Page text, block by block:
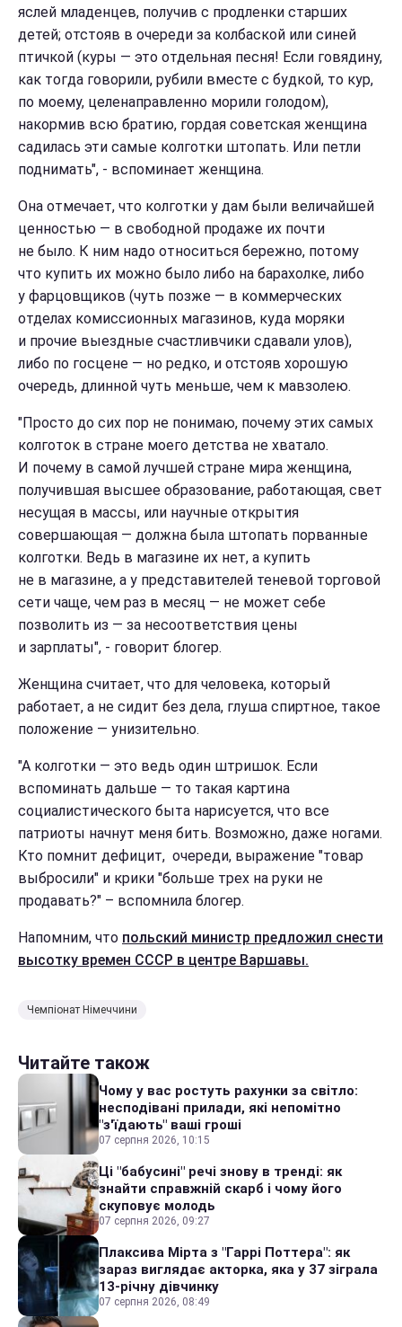
яслей младенцев, получив с продленки старших
детей; отстояв в очереди за колбаской или синей
птичкой (куры — это отдельная песня! Если говядину,
как тогда говорили, рубили вместе с будкой, то кур,
по моему, целенаправленно морили голодом),
накормив всю братию, гордая советская женщина
садилась эти самые колготки штопать. Или петли
поднимать", - вспоминает женщина.
Она отмечает, что колготки у дам были величайшей
ценностью — в свободной продаже их почти
не было. К ним надо относиться бережно, потому
что купить их можно было либо на барахолке, либо
у фарцовщиков (чуть позже — в коммерческих
отделах комиссионных магазинов, куда моряки
и прочие выездные счастливчики сдавали улов),
либо по госцене — но редко, и отстояв хорошую
очередь, длинной чуть меньше, чем к мавзолею.
"Просто до сих пор не понимаю, почему этих самых
колготок в стране моего детства не хватало.
И почему в самой лучшей стране мира женщина,
получившая высшее образование, работающая, свет
несущая в массы, или научные открытия
совершающая — должна была штопать порванные
колготки. Ведь в магазине их нет, а купить
не в магазине, а у представителей теневой торговой
сети чаще, чем раз в месяц — не может себе
позволить из — за несоответствия цены
и зарплаты", - говорит блогер.
Женщина считает, что для человека, который
работает, а не сидит без дела, глуша спиртное, такое
положение — унизительно.
"А колготки — это ведь один штришок. Если
вспоминать дальше — то такая картина
социалистического быта нарисуется, что все
патриоты начнут меня бить. Возможно, даже ногами.
Кто помнит дефицит, очереди, выражение "товар
выбросили" и крики "больше трех на руки не
продавать?" – вспомнила блогер.
Напомним, что польский министр предложил снести
высотку времен СССР в центре Варшавы.
Чемпіонат Німеччини
Читайте також
Чому у вас ростуть рахунки за світло:
несподівані прилади, які непомітно
"з'їдають" ваші гроші
07 серпня 2026, 10:15
Ці "бабусині" речі знову в тренді: як
знайти справжній скарб і чому його
скуповує молодь
07 серпня 2026, 09:27
Плаксива Мірта з "Гаррі Поттера": як
зараз виглядає акторка, яка у 37 зіграла
13-річну дівчинку
07 серпня 2026, 08:49